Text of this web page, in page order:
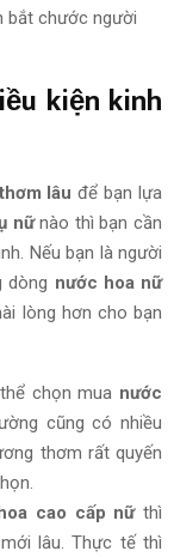
bắt chước người
kiện kinh
lâu để bạn lựa
nữnào thì bạn cần
Nếu bạn là người
dòng nước hoa nữ
lòng hơn cho bạn
chọn mua nước
cũng có nhiều
thơm rất quyến
cao cấp nữthì
lâu. Thực tế thì